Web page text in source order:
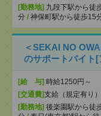
[勤務地] 九段下駅から徒
分 / 神保町駅から徒歩15
＜SEKAI NO
のサポートバイト[
[給 与] 時給1250円～
[交通費]支給（規定有り）
[勤務地] 後楽園駅から徒